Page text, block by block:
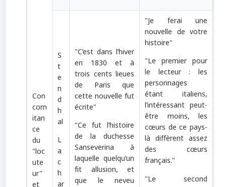
Con
com
itan
ce
du
"loc
ute
ur"
S
t
e
n
d
h
al
L
a
c
h
"C’est dans l’hiver
en 1830 et à
trois cents lieues
de Paris que
cette nouvelle fut
écrite"
"Ce fut l’histoire
de la duchesse
Sanseverina à
laquelle quelqu’un
fit allusion, et
que le neveu
"Je ferai une
nouvelle de votre
histoire"
"Le premier pour
le lecteur : les
personnages
étant italiens,
l’intéressant peut-
être moins, les
cœurs de ce pays-
là diffèrent assez
des cœurs
français."
"Le second